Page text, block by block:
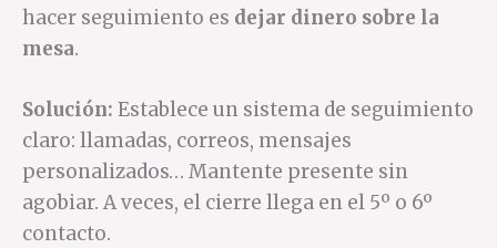
hacer seguimiento es dejar dinero sobre la
mesa.
Solución: Establece un sistema de seguimiento
claro: llamadas, correos, mensajes
personalizados… Mantente presente sin
agobiar. A veces, el cierre llega en el 5º o 6º
contacto.